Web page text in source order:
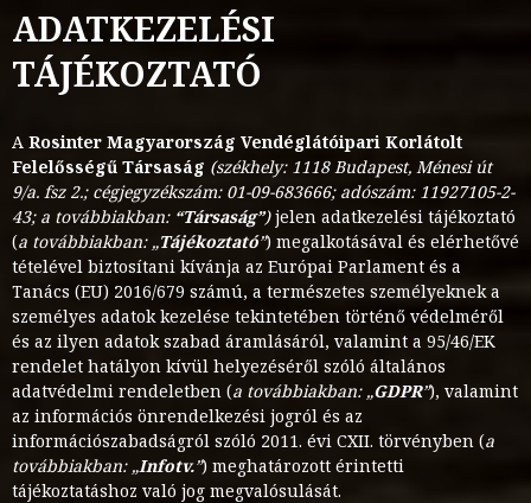
ADATKEZELÉSI
TÁJÉKOZTATÓ
A Rosinter Magyarország Vendéglátóipari Korlátolt
Felelősségű Társaság (székhely: 1118 Budapest, Ménesi út
9/a. fsz 2.; cégjegyzékszám: 01-09-683666; adószám: 11927105-2-
43; a továbbiakban: “Társaság”)jelen adatkezelési tájékoztató
(a továbbiakban: „Tájékoztató”) megalkotásával és elérhetővé
tételével biztosítani kívánja az Európai Parlament és a
Tanács (EU) 2016/679 számú, a természetes személyeknek a
személyes adatok kezelése tekintetében történő védelméről
és az ilyen adatok szabad áramlásáról, valamint a 95/46/EK
rendelet hatályon kívül helyezéséről szóló általános
adatvédelmi rendeletben (a továbbiakban: „GDPR”), valamint
az információs önrendelkezési jogról és az
információszabadságról szóló 2011. évi CXII. törvényben (a
továbbiakban: „Infotv.”) meghatározott érintetti
tájékoztatáshoz való jog megvalósulását.